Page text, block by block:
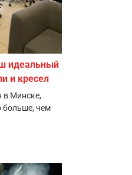
идеальный
и кресел
в Минске,
больше, чем